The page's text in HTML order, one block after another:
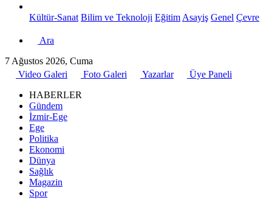
Kültür-Sanat Bilim ve Teknoloji Eğitim Asayiş Genel Çevre
Ara
7 Ağustos 2026, Cuma
Video Galeri
Foto Galeri Yazarlar
Üye Paneli
HABERLER
Gündem
İzmir-Ege
Ege
Politika
Ekonomi
Dünya
Sağlık
Magazin
Spor